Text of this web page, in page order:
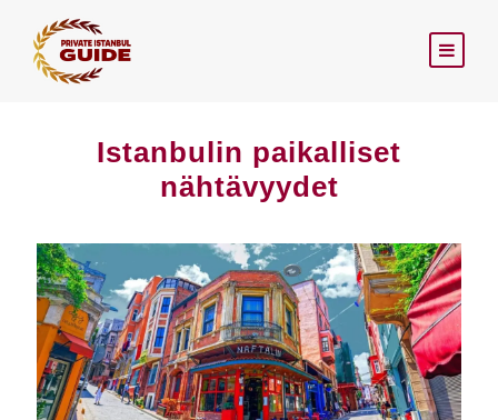
Istanbulin paikalliset
nähtävyydet